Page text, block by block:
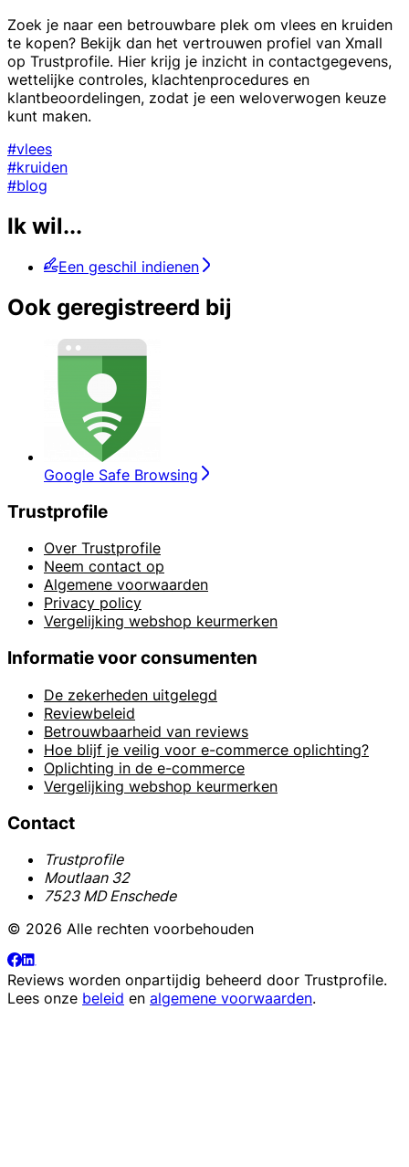
Zoek je naar een betrouwbare plek om vlees en kruiden
te kopen? Bekijk dan het vertrouwen profiel van Xmall
op Trustprofile. Hier krijg je inzicht in contactgegevens,
wettelijke controles, klachtenprocedures en
klantbeoordelingen, zodat je een weloverwogen keuze
kunt maken.
#vlees
#kruiden
#blog
Ik wil...
Een geschil indienen
Ook geregistreerd bij
Google Safe Browsing
Trustprofile
Over Trustprofile
Neem contact op
Algemene voorwaarden
Privacy policy
Vergelijking webshop keurmerken
Informatie voor consumenten
De zekerheden uitgelegd
Reviewbeleid
Betrouwbaarheid van reviews
Hoe blijf je veilig voor e-commerce oplichting?
Oplichting in de e-commerce
Vergelijking webshop keurmerken
Contact
Trustprofile
Moutlaan 32
7523 MD Enschede
© 2026 Alle rechten voorbehouden
Reviews worden onpartijdig beheerd door Trustprofile.
Lees onze beleid en algemene voorwaarden.